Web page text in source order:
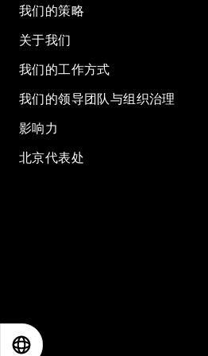
我们的策略
关于我们
我们的工作方式
我们的领导团队与组织治理
影响力
北京代表处